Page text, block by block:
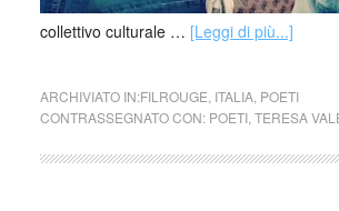
collettivo culturale … [Leggi di più...]
ARCHIVIATO IN:FILROUGE ITALIA, POETI
CONTRASSEGNATO CON: POETI, TERESA